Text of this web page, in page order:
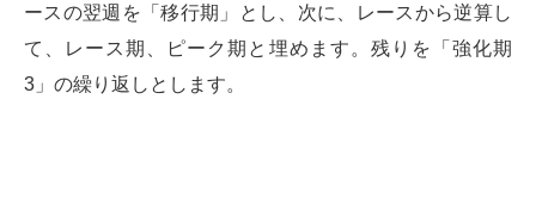
ースの翌週を「移行期」とし、次に、レースから逆算し
て、レース期、ピーク期と埋めます。残りを「強化期
3」の繰り返しとします。